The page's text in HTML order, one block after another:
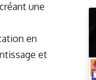
une
en
et